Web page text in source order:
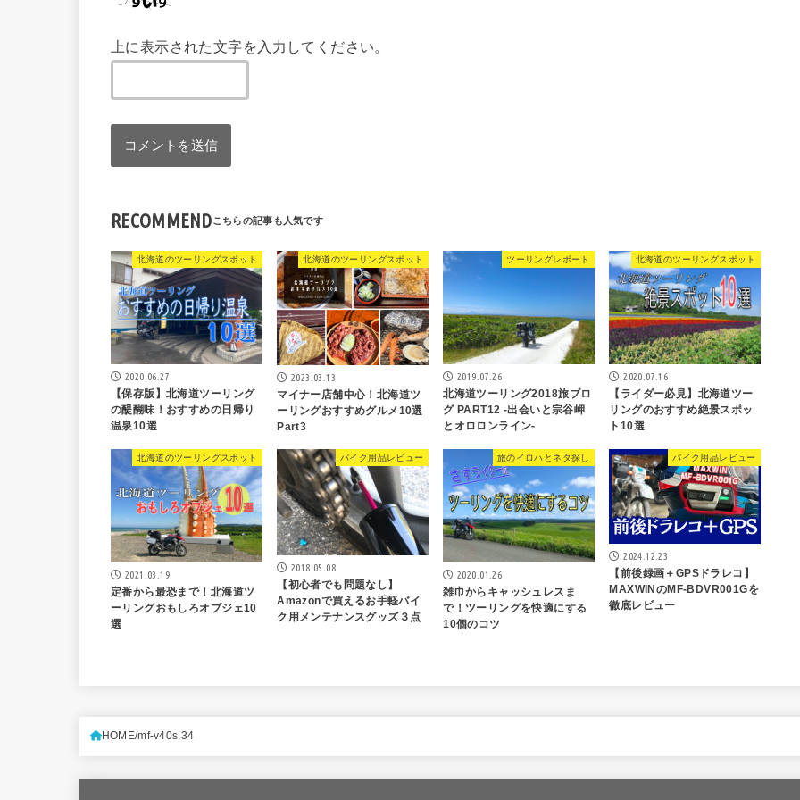
上に表示された文字を入力してください。
RECOMMEND
北海道のツーリングスポット
2020.06.27
【保存版】北海道ツーリング
の醍醐味！おすすめの日帰り
温泉10選
北海道のツーリングスポット
2023.03.13
マイナー店舗中心！北海道ツ
ーリングおすすめグルメ10選
Part3
ツーリングレポート
2019.07.26
北海道ツーリング2018旅ブロ
グ PART12 -出会いと宗谷岬
とオロロンライン-
北海道のツーリングスポット
2020.07.16
【ライダー必見】北海道ツー
リングのおすすめ絶景スポッ
ト10選
北海道のツーリングスポット
2021.03.19
定番から最恐まで！北海道ツ
ーリングおもしろオブジェ10
選
バイク用品レビュー
2018.05.08
【初心者でも問題なし】
Amazonで買えるお手軽バイ
ク用メンテナンスグッズ３点
旅のイロハとネタ探し
2020.01.26
雑巾からキャッシュレスま
で！ツーリングを快適にする
10個のコツ
バイク用品レビュー
2024.12.23
【前後録画＋GPSドラレコ】
MAXWINのMF-BDVR001Gを
徹底レビュー
HOME mf-v40s.34